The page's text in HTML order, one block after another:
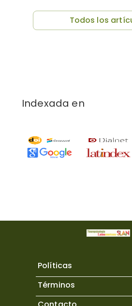
Todos los
Indexada en
Políticas
Términos